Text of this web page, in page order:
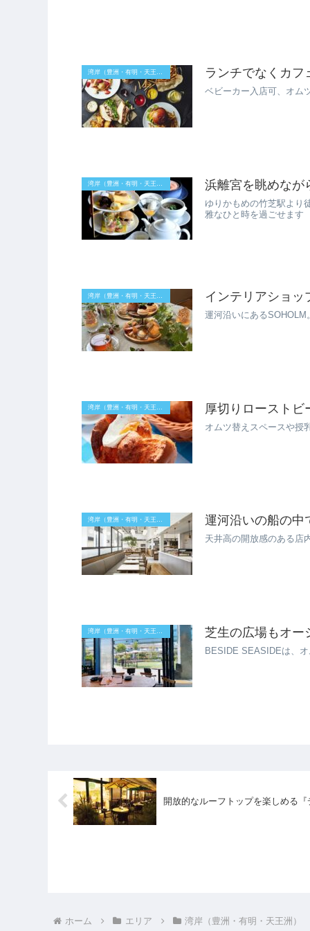
ランチでなくカフ
ベビーカー入店可、オム
湾岸（豊洲・有明・天王洲） 浜離宮を眺めなが
ゆりかもめの竹芝駅より
雅なひと時を過ごせます
インテリアショッ
運河沿いにある
湾岸（豊洲・有明・天王洲） 厚切りローストビ
オムツ替えスペースや授
運河沿いの船の中
天井高の開放感のある店
湾岸（豊洲・有明・天王洲） 芝生の広場もオー
BESIDE SEASIDEは、
開放的なルーフトップを楽しめる
ホーム エリア 湾岸（豊洲・有明・天王洲）